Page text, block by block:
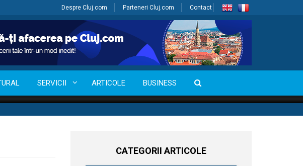
Despre Cluj.com Parteneri Cluj.com Contact
SERVICII ARTICOLE BUSINESS
CATEGORII ARTICOLE